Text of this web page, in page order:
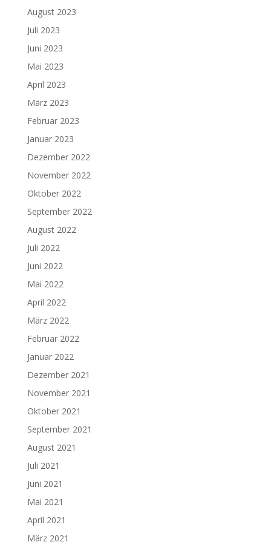
August 2023
Juli 2023
Juni 2023
Mai 2023
April 2023
März 2023
Februar 2023
Januar 2023
Dezember 2022
November 2022
Oktober 2022
September 2022
August 2022
Juli 2022
Juni 2022
Mai 2022
April 2022
März 2022
Februar 2022
Januar 2022
Dezember 2021
November 2021
Oktober 2021
September 2021
August 2021
Juli 2021
Juni 2021
Mai 2021
April 2021
März 2021